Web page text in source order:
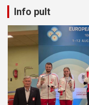
Info pult